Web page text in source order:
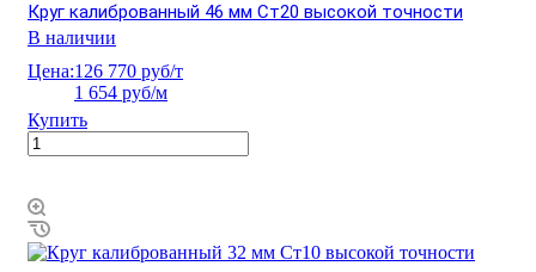
Круг калиброванный 46 мм Ст20 высокой точности
В наличии
Цена:126 770 руб/т
1 654 руб/м
Купить